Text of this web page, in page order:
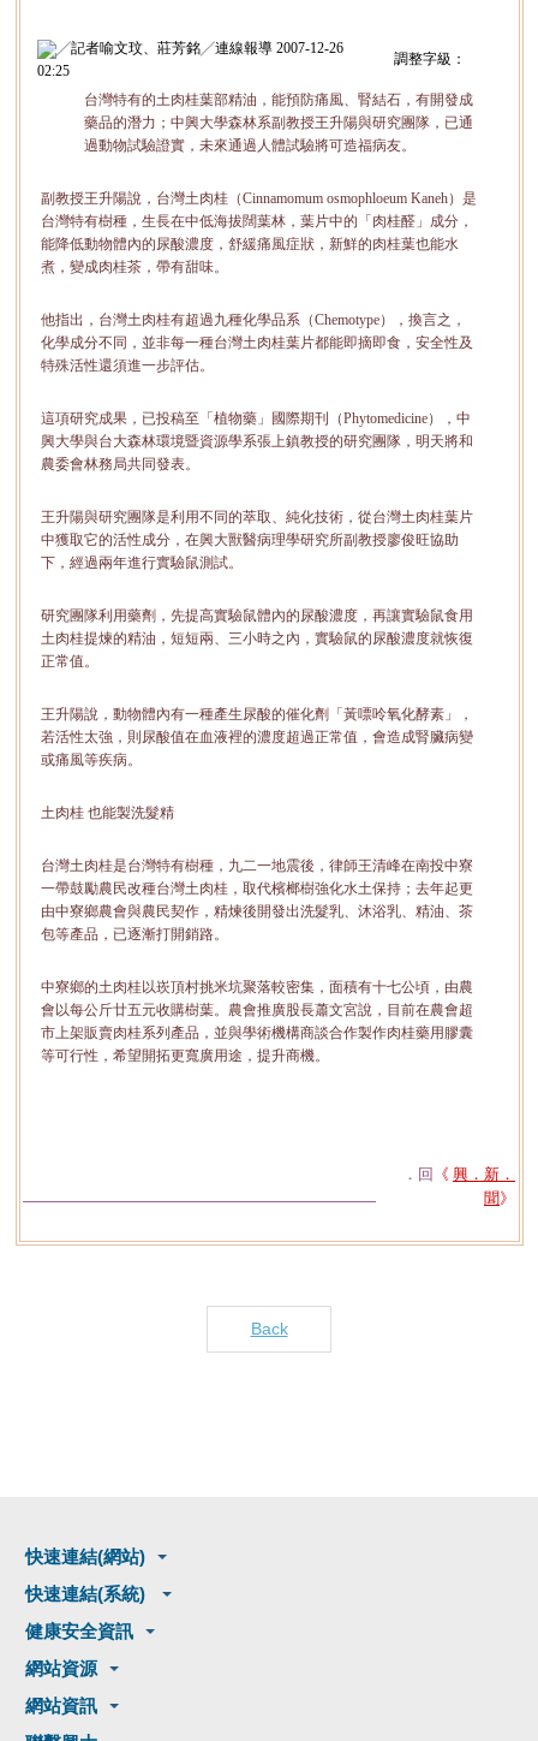
╱記者喻文玟、莊芳銘╱連線報導 2007-12-26
02:25
調整字級：
台灣特有的土肉桂葉部精油，能預防痛風、腎結石，有開發成
藥品的潛力；中興大學森林系副教授王升陽與研究團隊，已通
過動物試驗證實，未來通過人體試驗將可造福病友。
副教授王升陽說，台灣土肉桂（Cinnamomum osmophloeum Kaneh）是
台灣特有樹種，生長在中低海拔闊葉林，葉片中的「肉桂醛」成分，
能降低動物體內的尿酸濃度，舒緩痛風症狀，新鮮的肉桂葉也能水
煮，變成肉桂茶，帶有甜味。
他指出，台灣土肉桂有超過九種化學品系（Chemotype），換言之，
化學成分不同，並非每一種台灣土肉桂葉片都能即摘即食，安全性及
特殊活性還須進一步評估。
這項研究成果，已投稿至「植物藥」國際期刊（Phytomedicine），中
興大學與台大森林環境暨資源學系張上鎮教授的研究團隊，明天將和
農委會林務局共同發表。
王升陽與研究團隊是利用不同的萃取、純化技術，從台灣土肉桂葉片
中獲取它的活性成分，在興大獸醫病理學研究所副教授廖俊旺協助
下，經過兩年進行實驗鼠測試。
研究團隊利用藥劑，先提高實驗鼠體內的尿酸濃度，再讓實驗鼠食用
土肉桂提煉的精油，短短兩、三小時之內，實驗鼠的尿酸濃度就恢復
正常值。
王升陽說，動物體內有一種產生尿酸的催化劑「黃嘌呤氧化酵素」，
若活性太強，則尿酸值在血液裡的濃度超過正常值，會造成腎臟病變
或痛風等疾病。
土肉桂 也能製洗髮精
台灣土肉桂是台灣特有樹種，九二一地震後，律師王清峰在南投中寮
一帶鼓勵農民改種台灣土肉桂，取代檳榔樹強化水土保持；去年起更
由中寮鄉農會與農民契作，精煉後開發出洗髮乳、沐浴乳、精油、茶
包等產品，已逐漸打開銷路。
中寮鄉的土肉桂以崁頂村挑米坑聚落較密集，面積有十七公頃，由農
會以每公斤廿五元收購樹葉。農會推廣股長蕭文宮說，目前在農會超
市上架販賣肉桂系列產品，並與學術機構商談合作製作肉桂藥用膠囊
等可行性，希望開拓更寬廣用途，提升商機。
．回 《 興．新．
聞》
Back
快速連結(網站)
快速連結(系統)
健康安全資訊
網站資源
網站資訊